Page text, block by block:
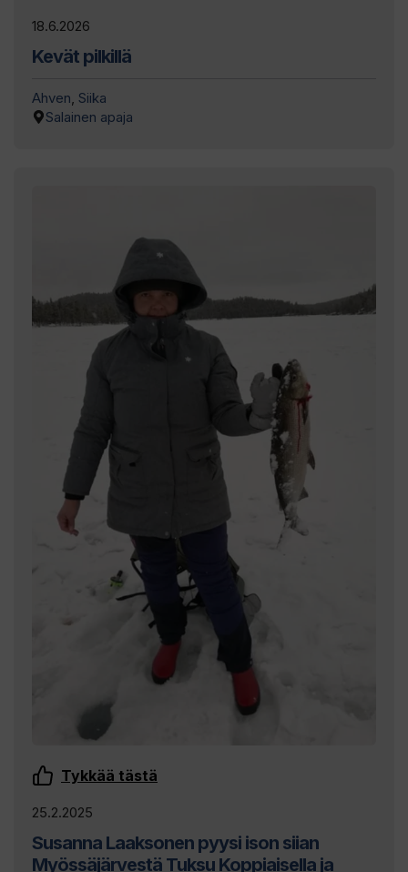
18.6.2026
Kevät pilkillä
Ahven, Siika
Salainen apaja
Tykkää tästä
25.2.2025
Susanna Laaksonen pyysi ison siian
Myössäjärvestä Tuksu Koppiaisella ja